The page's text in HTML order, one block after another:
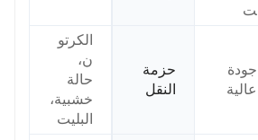
ت
جودة
عالية
حزمة
النقل
الكرتو
ن،
حالة
خشبية،
البليت